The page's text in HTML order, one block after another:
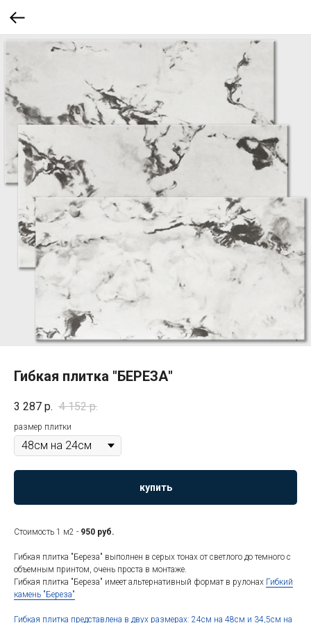
Гибкая плитка "БЕРЕЗА"
3 287 р. 4 152 р.
размер плитки
купить
Стоимость 1 м2 - 950 руб.
Гибкая плитка "Береза" выполнен в серых тонах от светлого до темного с
объемным принтом, очень проста в монтаже.
Гибкая плитка "Береза" имеет альтернативный формат в рулонах Гибкий
камень "Береза"
Гибкая плитка представлена в двух размерах: 24см на 48см и 34,5см на